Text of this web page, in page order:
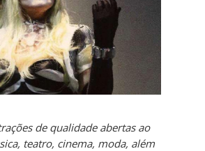
de qualidade abertas ao
teatro, cinema, moda, além